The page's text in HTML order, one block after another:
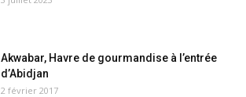
Akwabar, Havre de gourmandise à l’entrée
d’Abidjan
2 février 2017